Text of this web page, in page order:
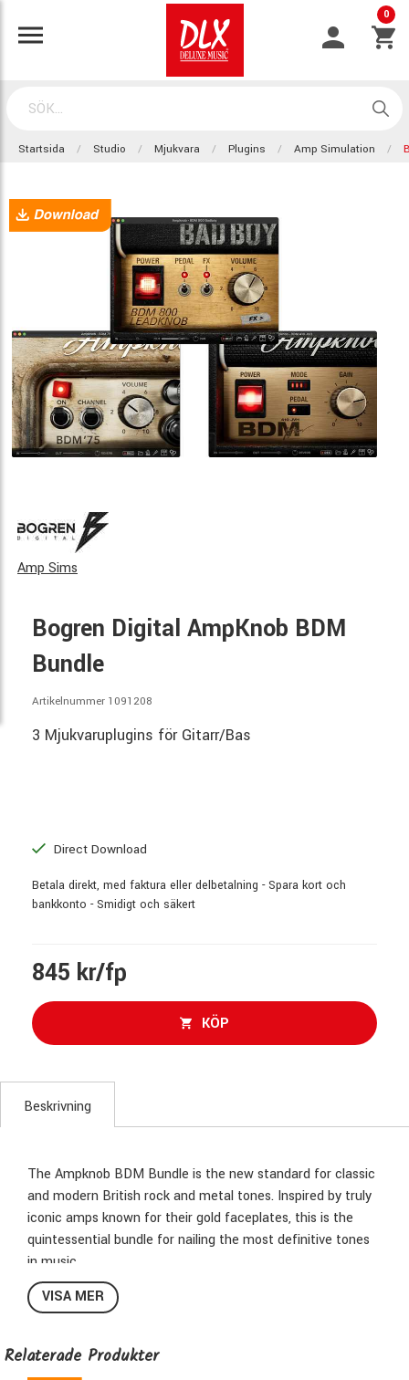
0
Startsida Studio Mjukvara Plugins Amp Simulation
Amp Sims
Bogren Digital AmpKnob BDM
Bundle
Artikelnummer 1091208
3 Mjukvaruplugins för Gitarr/Bas
Direct Download
Betala direkt, med faktura eller delbetalning - Spara kort och
bankkonto - Smidigt och säkert
845 kr/fp
KÖP
Beskrivning
The Ampknob BDM Bundle is the new standard for classic
and modern British rock and metal tones. Inspired by truly
iconic amps known for their gold faceplates, this is the
quintessential bundle for nailing the most definitive tones
in music.
In the BDM Bundle, you will find three distinct plugins,
slice of history, channeling iconic tones from the 1970s to
the present day.
VISA MER
Relaterade Produkter